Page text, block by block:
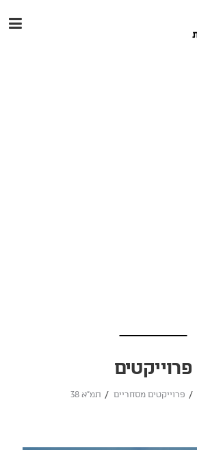
פרוייקטים
פרוייקטים מסחריים תמ"א 38